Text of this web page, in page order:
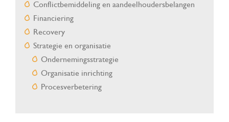
Conflictbemiddeling en aandeelhoudersbelangen
Financiering
Recovery
Strategie en organisatie
Ondernemingsstrategie
Organisatie inrichting
Procesverbetering